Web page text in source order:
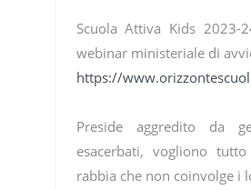
Scuola Attiva Kids 2023-
webinar ministeriale di
https://
Preside aggredito da
esacerbati, vogliono
rabbia che non coinvolge i